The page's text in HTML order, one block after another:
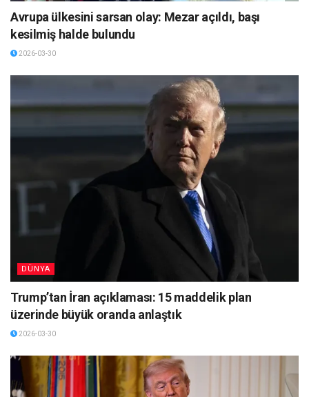
Avrupa ülkesini sarsan olay: Mezar açıldı, başı
kesilmiş halde bulundu
2026-03-30
DÜNYA
Trump’tan İran açıklaması: 15 maddelik plan
üzerinde büyük oranda anlaştık
2026-03-30